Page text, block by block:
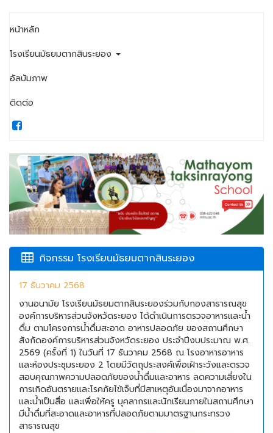
หน้าหลัก
โรงเรียนมัธยมตากสินระยอง
อัลบัมภาพ
ติดต่อ
กิจกรรม โรงเรียนมัธยมตากสินระยอง
17 ธันวาคม 2568
งานอนามัย โรงเรียนมัธยมตากสินระยองร่วมกับกองสาธารณสุข
องค์การบริหารส่วนจังหวัดระยอง ได้ดำเนินการตรวจอาหารและน้ำ
ดื่ม ตามโครงการน้ำดื่มสะอาด อาหารปลอดภัย ของสถานศึกษา
สังกัดองค์การบริหารส่วนจังหวัดระยอง ประจำปีงบประมาณ พ.ศ.
2569 (ครั้งที่ 1) ในวันที่ 17 ธันวาคม 2568 ณ โรงอาหารอาหาร
และห้องประชุมระยอง 2 โดยมีวัตถุประสงค์เพื่อเฝ้าระวังและตรวจ
สอบคุณภาพความปลอดภัยของน้ำดื่มและอาหาร ลดความเสี่ยงใน
การเกิดอันตรายและโรคภัยไข้เจ็บที่มีสาเหตุอันเนื่องมาจากอาหาร
และน้ำเป็นสื่อ และเพื่อให้ครู บุคลากรและนักเรียนภายในสถานศึกษา
มีน้ำดื่มที่สะอาดและอาหารที่ปลอดภัยตามมาตรฐานกระทรวง
สาธารณสุข